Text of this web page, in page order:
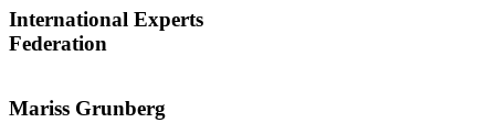
International Experts
Federation
Mariss Grunberg